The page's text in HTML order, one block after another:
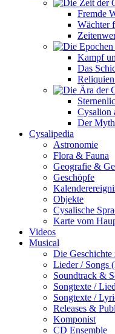
Fremde
Wächter
Kampf
Das
Cysalion
Der
Cysalipedia
Astronomie
Flora & Fauna
Geografie &
Geschöpfe
Objekte
Cysalische
Karte vom
Videos
Musical
Die Geschichte
Lieder / Songs
Soundtrack &
Songtexte /
Songtexte /
Releases &
Komponist
CD Ensemble